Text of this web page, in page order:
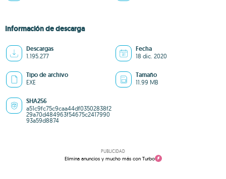
Información de descarga
Descargas
1.195.277
Fecha
18 dic. 2020
Tipo de archivo
EXE
Tamaño
11.99 MB
SHA256
a51c9fc75c9caa44df03502838f2
29a70d484963f54675c2417990
93a59d8874
PUBLICIDAD
Elimina anuncios y mucho más con Turbo